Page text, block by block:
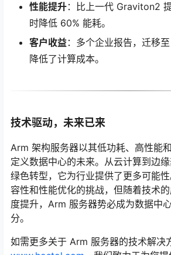
性能提升：比上一代 Graviton2
时降低 60% 能耗。
客户收益：多个企业报告，迁移
降低了计算成本。
技术驱动，未来已来
Arm 架构服务器以其低功耗、高性能
定义数据中心的未来。从云计算到边
绿色转型，它为行业提供了更多可能
容性和性能优化的挑战，但随着技术
度提升，Arm 服务器势必成为数据中
分。
如需更多关于 Arm 服务器的技术解决